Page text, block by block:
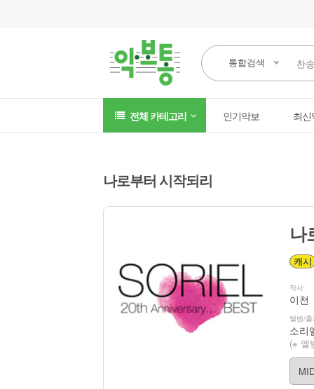
통합검색
전체 카테고리 인기악보 최
나로부터 시작되리
나
캐시
작사
이천
앨범/출
(※ 앨